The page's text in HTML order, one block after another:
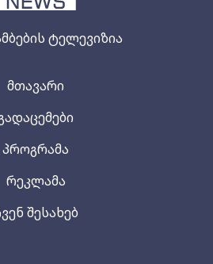
ტელევიზია
მთავარი
პროგრამა
რეკლამა
შესახებ